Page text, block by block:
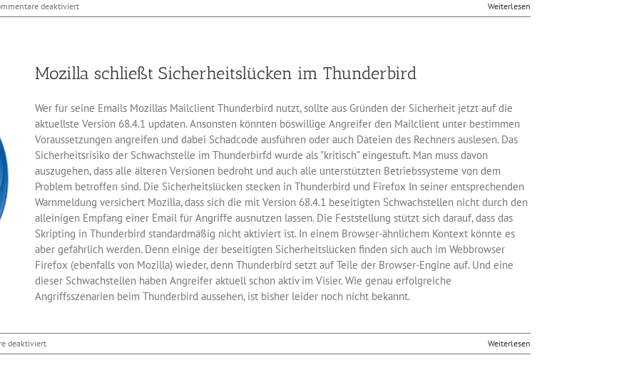
deaktiviertfür
Mailclient
7
Sicherheitslücken
Weiterlesen
Mozilla schließt Sicherheitslücken im Thunderbird
Wer für seine Emails Mozillas Mailclient Thunderbird nutzt, sollte aus Gründen der Sicherheit jetzt auf die
aktuellste Version 68.4.1 updaten. Ansonsten könnten böswillige Angreifer den Mailclient unter bestimmen
Voraussetzungen angreifen und dabei Schadcode ausführen oder auch Dateien des Rechners auslesen. Das
Sicherheitsrisiko der Schwachstelle im Thunderbirfd wurde als "kritisch" eingestuft. Man muss davon
auszugehen, dass alle älteren Versionen bedroht und auch alle unterstützten Betriebssysteme von dem
Problem betroffen sind. Die Sicherheitslücken stecken in Thunderbird und Firefox In seiner entsprechenden
Warnmeldung versichert Mozilla, dass sich die mit Version 68.4.1 beseitigten Schwachstellen nicht durch den
alleinigen Empfang einer Email für Angriffe ausnutzen lassen. Die Feststellung stützt sich darauf, dass das
Skripting in Thunderbird standardmäßig nicht aktiviert ist. In einem Browser-ähnlichem Kontext könnte es
aber gefährlich werden. Denn einige der beseitigten Sicherheitslücken finden sich auch im Webbrowser
Firefox (ebenfalls von Mozilla) wieder, denn Thunderbird setzt auf Teile der Browser-Engine auf. Und eine
dieser Schwachstellen haben Angreifer aktuell schon aktiv im Visier. Wie genau erfolgreiche
Angriffsszenarien beim Thunderbird aussehen, ist bisher leider noch nicht bekannt.
deaktiviertfür
Mozilla
Weiterlesen